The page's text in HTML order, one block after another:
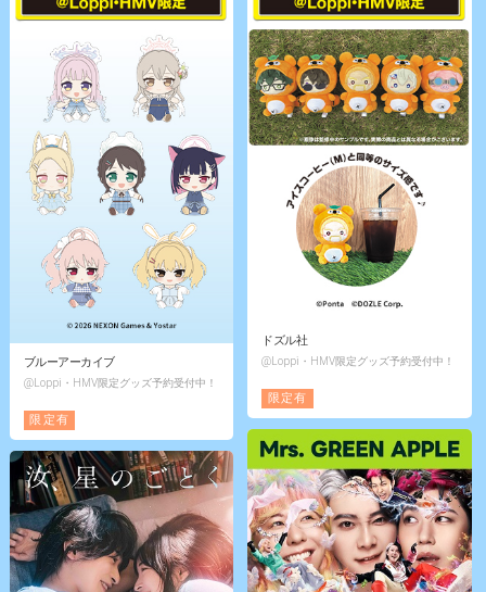
ブルーアーカイブ
@Loppi・HMV限定グッズ予約受付中！
限定有
ドズル社
@Loppi・HMV限定グッズ予約受付中！
限定有